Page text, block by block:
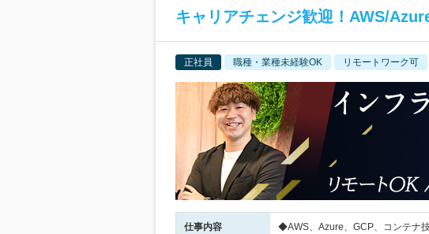
キャリアチェンジ歓迎！AWS/
正社員 職種・業種未経験OK リモートワーク可
仕事内容
◆AWS、Azure、GCP、コンテナ